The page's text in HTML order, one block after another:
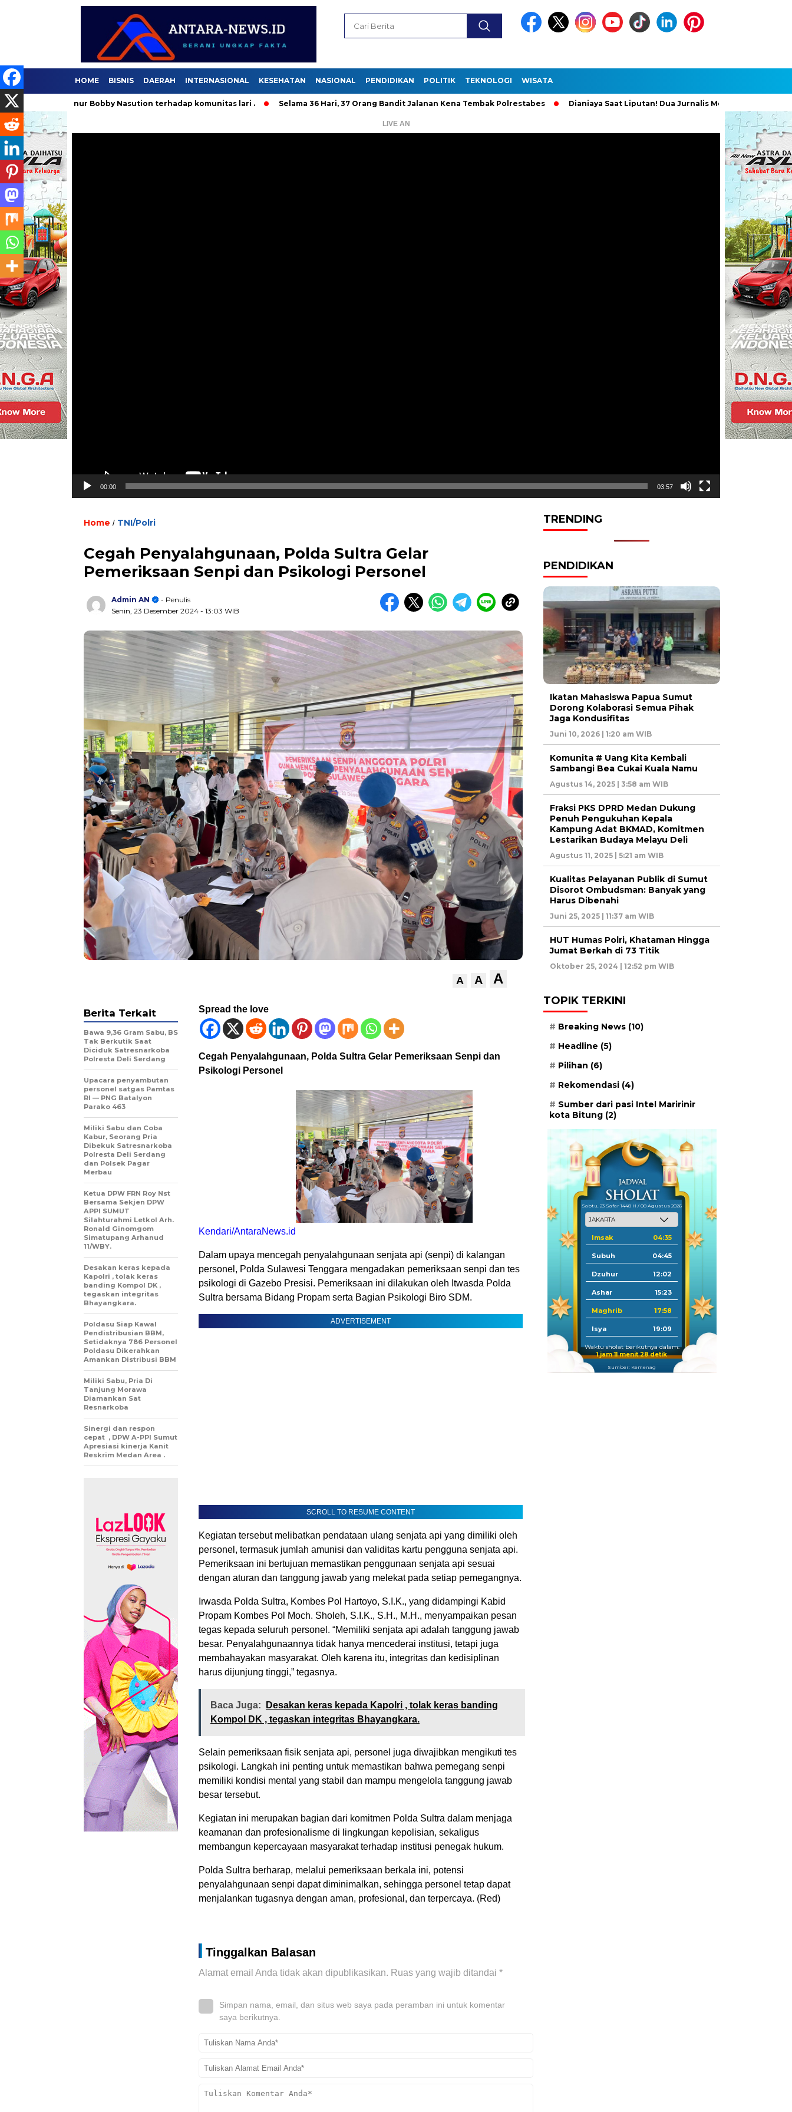
HOME BISNIS DAERAH INTERNASIONAL KESEHATAN NASIONAL PENDIDIKAN POLITIK TEKNOLOGI WISATA
Gubernur Bobby Nasution terhadap komunitas lari . Selama 36 Hari, 37 Orang Bandit Jalanan Kena Tembak Polrestabes Dianiaya Saat Liputan! Dua Jurnalis Medan Diperiksa Polisi,
LIVE AN
00:00 03:57
Home / TNI/Polri
Cegah Penyalahgunaan, Polda Sultra Gelar
Pemeriksaan Senpi dan Psikologi Personel
Admin AN
- Penulis
Senin, 23 Desember 2024 - 13:03 WIB
A A A
Spread the love
Cegah Penyalahgunaan, Polda Sultra Gelar Pemeriksaan Senpi dan
Psikologi Personel
Kendari/AntaraNews.id
Dalam upaya mencegah penyalahgunaan senjata api (senpi) di kalangan
personel, Polda Sulawesi Tenggara mengadakan pemeriksaan senpi dan tes
psikologi di Gazebo Presisi. Pemeriksaan ini dilakukan oleh Itwasda Polda
Sultra bersama Bidang Propam serta Bagian Psikologi Biro SDM.
ADVERTISEMENT
SCROLL TO RESUME CONTENT
Kegiatan tersebut melibatkan pendataan ulang senjata api yang dimiliki oleh
personel, termasuk jumlah amunisi dan validitas kartu pengguna senjata api.
Pemeriksaan ini bertujuan memastikan penggunaan senjata api sesuai
dengan aturan dan tanggung jawab yang melekat pada setiap pemegangnya.
Irwasda Polda Sultra, Kombes Pol Hartoyo, S.I.K., yang didampingi Kabid
Propam Kombes Pol Moch. Sholeh, S.I.K., S.H., M.H., menyampaikan pesan
tegas kepada seluruh personel. “Memiliki senjata api adalah tanggung jawab
besar. Penyalahgunaannya tidak hanya mencederai institusi, tetapi juga
membahayakan masyarakat. Oleh karena itu, integritas dan kedisiplinan
harus dijunjung tinggi,” tegasnya.
Baca Juga:
Desakan keras kepada Kapolri , tolak keras banding
Kompol DK , tegaskan integritas Bhayangkara.
Selain pemeriksaan fisik senjata api, personel juga diwajibkan mengikuti tes
psikologi. Langkah ini penting untuk memastikan bahwa pemegang senpi
memiliki kondisi mental yang stabil dan mampu mengelola tanggung jawab
besar tersebut.
Kegiatan ini merupakan bagian dari komitmen Polda Sultra dalam menjaga
keamanan dan profesionalisme di lingkungan kepolisian, sekaligus
membangun kepercayaan masyarakat terhadap institusi penegak hukum.
Polda Sultra berharap, melalui pemeriksaan berkala ini, potensi
penyalahgunaan senpi dapat diminimalkan, sehingga personel tetap dapat
menjalankan tugasnya dengan aman, profesional, dan terpercaya. (Red)
Tinggalkan Balasan
Alamat email Anda tidak akan dipublikasikan. Ruas yang wajib ditandai *
Simpan nama, email, dan situs web saya pada peramban ini untuk komentar
saya berikutnya.
Berita Terkait
Bawa 9,36 Gram Sabu, BS
Tak Berkutik Saat
Diciduk Satresnarkoba
Polresta Deli Serdang
Upacara penyambutan
personel satgas Pamtas
RI — PNG Batalyon
Parako 463
Miliki Sabu dan Coba
Kabur, Seorang Pria
Dibekuk Satresnarkoba
Polresta Deli Serdang
dan Polsek Pagar
Merbau
Ketua DPW FRN Roy Nst
Bersama Sekjen DPW
APPI SUMUT
Silahturahmi Letkol Arh.
Ronald Ginomgom
Simatupang Arhanud
11/WBY.
Desakan keras kepada
Kapolri , tolak keras
banding Kompol DK ,
tegaskan integritas
Bhayangkara.
Poldasu Siap Kawal
Pendistribusian BBM,
Setidaknya 786 Personel
Poldasu Dikerahkan
Amankan Distribusi BBM
Miliki Sabu, Pria Di
Tanjung Morawa
Diamankan Sat
Resnarkoba
Sinergi dan respon
cepat , DPW A-PPI Sumut
Apresiasi kinerja Kanit
Reskrim Medan Area .
TRENDING
PENDIDIKAN
Ikatan Mahasiswa Papua Sumut
Dorong Kolaborasi Semua Pihak
Jaga Kondusifitas
Juni 10, 2026 | 1:20 am WIB
Komunita # Uang Kita Kembali
Sambangi Bea Cukai Kuala Namu
Agustus 14, 2025 | 3:58 am WIB
Fraksi PKS DPRD Medan Dukung
Penuh Pengukuhan Kepala
Kampung Adat BKMAD, Komitmen
Lestarikan Budaya Melayu Deli
Agustus 11, 2025 | 5:21 am WIB
Kualitas Pelayanan Publik di Sumut
Disorot Ombudsman: Banyak yang
Harus Dibenahi
Juni 25, 2025 | 11:37 am WIB
HUT Humas Polri, Khataman Hingga
Jumat Berkah di 73 Titik
Oktober 25, 2024 | 12:52 pm WIB
TOPIK TERKINI
Breaking News (10)
Headline (5)
Pilihan (6)
Rekomendasi (4)
Sumber dari pasi Intel Maririnir
kota Bitung (2)
Sabtu, 23 Safar 1448 H / 08 Agustus 2026
Imsak 04:35
Subuh 04:45
Dzuhur 12:02
Ashar 15:23
Maghrib 17:58
Isya 19:09
Waktu sholat berikutnya dalam:
1 jam 11 menit 27 detik
Sumber: Kemenag